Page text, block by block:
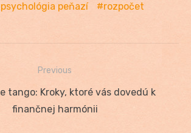
psychológia peňazí
rozpočet
Previous
tango: Kroky, ktoré vás dovedú k
finančnej harmónii